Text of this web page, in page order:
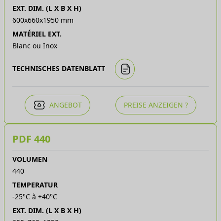
EXT. DIM. (L X B X H)
600x660x1950 mm
MATÉRIEL EXT.
Blanc ou Inox
TECHNISCHES DATENBLATT
ANGEBOT PREISE ANZEIGEN ?
PDF 440
VOLUMEN
440
TEMPERATUR
-25°C à +40°C
EXT. DIM. (L X B X H)